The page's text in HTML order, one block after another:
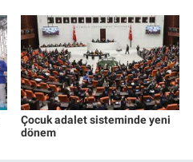
Çocuk adalet sisteminde yeni
dönem